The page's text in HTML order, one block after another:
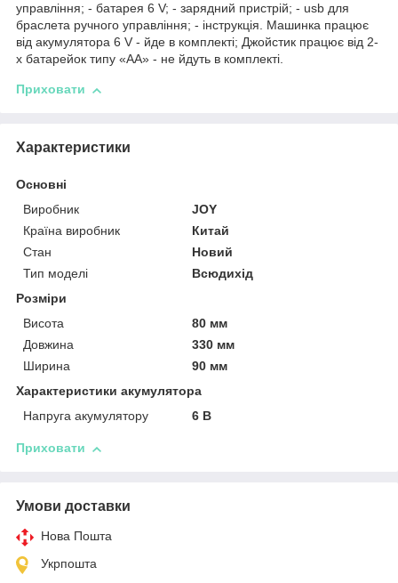
управління; - батарея 6 V; - зарядний пристрій; - usb для
браслета ручного управління; - інструкція. Машинка працює
від акумулятора 6 V - йде в комплекті; Джойстик працює від 2-
х батарейок типу «АА» - не йдуть в комплекті.
Приховати
Характеристики
Основні
Виробник
JOY
Країна виробник
Китай
Стан
Новий
Тип моделі
Всюдихід
Розміри
Висота
80 мм
Довжина
330 мм
Ширина
90 мм
Характеристики акумулятора
Напруга акумулятору
6 В
Приховати
Умови доставки
Нова Пошта
Укрпошта